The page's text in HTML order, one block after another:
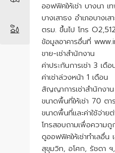
ออฟฟิศให้เช่า บางนา เ
บางเสาธง อำเภอบางเ
ตรม. ขึ้นไป โทร
ข้อมูลอาคารอื่นที่
ขาย-เช่าสำนักงาน
ค่าประกันการเช่า 3 เดือ
ค่าเช่าล่วงหน้า 1 เดือน
สัญญาการเช่าสำนักงา
ขนาดพื้นที่ให้เช่า 70 ตา
ขนาดพื้นที่และค่าใช้จ่า
โทรสอบถามเพื่อความ
ดูออฟฟิศให้เช่าทำเลอื่
สุขุมวิท, อโศก, รัชดา